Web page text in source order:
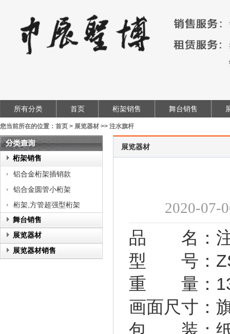
所有分类 首页 桁架销售 舞台销售
您当前所在的位置： 首页 > 展览器材 >> 注水旗杆
桁架销售
铝合金桁架插销款
铝合金圆管小桁架
桁架,方管超强型桁架
舞台销售
展览器材
展览器材销售
展览器材
2020-
品 名：注
型 号：
重 量：
画面尺寸：
包 装：纸